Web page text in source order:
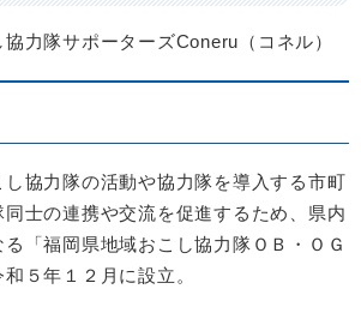
力隊サポーターズConeru（コネル）
協力隊の活動や協力隊を導入する市町
士の連携や交流を促進するため、県内
「福岡県地域おこし協力隊ＯＢ・ＯＧ
５年１２月に設立。